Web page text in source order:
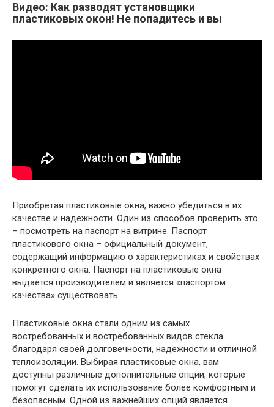
Видео: Как разводят установщики
пластиковых окон! Не попадитесь и вы
Приобретая пластиковые окна, важно убедиться в их
качестве и надежности. Один из способов проверить это
– посмотреть на паспорт на витрине. Паспорт
пластикового окна – официальный документ,
содержащий информацию о характеристиках и свойствах
конкретного окна. Паспорт на пластиковые окна
выдается производителем и является «паспортом
качества» существовать.
Пластиковые окна стали одним из самых
востребованных и востребованных видов стекла
благодаря своей долговечности, надежности и отличной
теплоизоляции. Выбирая пластиковые окна, вам
доступны различные дополнительные опции, которые
помогут сделать их использование более комфортным и
безопасным. Одной из важнейших опций является